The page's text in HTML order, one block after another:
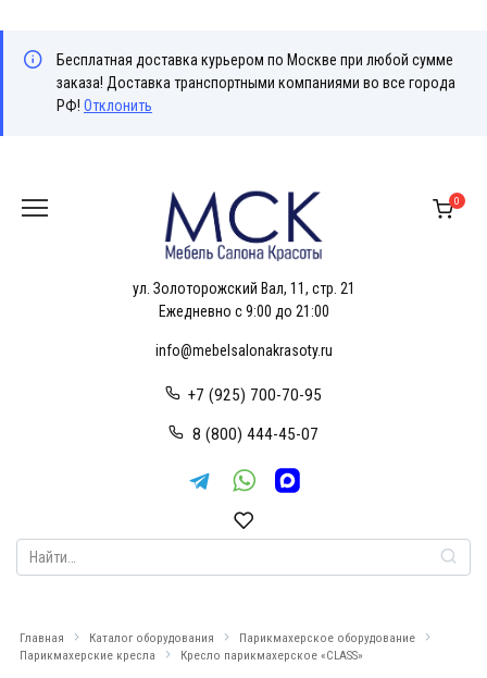
Бесплатная доставка курьером по Москве при любой сумме
заказа! Доставка транспортными компаниями во все города
РФ! Отклонить
содержанию
ул. Золоторожский Вал, 11, стр. 21
Ежедневно с 9:00 до 21:00
info@mebelsalonakrasoty.ru
+7 (925) 700-70-95
8 (800) 444-45-07
0
Search
for:
Главная Каталог оборудования
Парикмахерское оборудование
Парикмахерские кресла
Кресло парикмахерское «CLASS»